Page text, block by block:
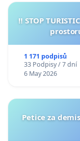
‼️ STOP
1 171 podpisů
33 Podpisy / 7 dní
6 May 2026
Petice za